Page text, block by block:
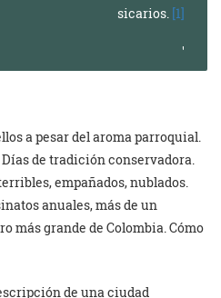
sicarios. [1]
a pesar del aroma parroquial.
de tradición conservadora.
empañados, nublados.
anuales, más de un
más grande de Colombia. Cómo
de una ciudad